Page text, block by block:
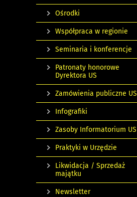
Ośrodki
Współpraca w regionie
Seminaria i konferencje
Patronaty honorowe
Dyrektora US
Zamówienia publiczne US
Infografiki
Zasoby Informatorium US
Praktyki w Urzędzie
Likwidacja / Sprzedaż
majątku
Newsletter